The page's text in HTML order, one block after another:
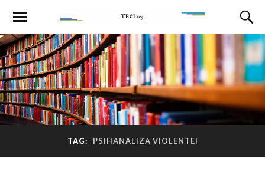
TAG: PSIHANALIZA VIOLENTEI